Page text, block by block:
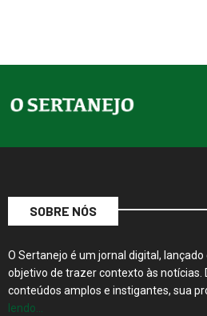
SOBRE NÓS
O Sertanejo é um jornal digital,
objetivo de trazer contexto às notícias.
conteúdos amplos e instigantes, sua
lendo…